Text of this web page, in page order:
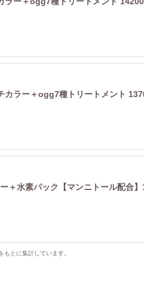
ラー＋ogg7種トリートメント
＋水素パック【マンニトール配合
とに集計しています。